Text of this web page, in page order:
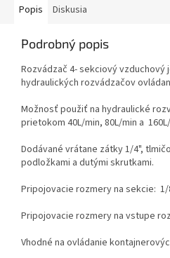
Popis Diskusia
Podrobný popis
Rozvádzač 4- sekciový vzduchový
hydraulických rozvádzačov
Možnosť použiť na hydraulické
prietokom 40L/min, 80L/min a
Dodávané vrátane zátky 1/4",
podložkami a dutými skrutkami.
Pripojovacie rozmery na sekcie: 1/
Pripojovacie rozmery na vstupe
Vhodné na ovládanie